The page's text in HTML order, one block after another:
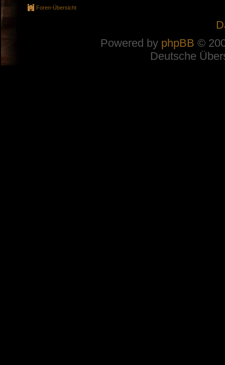
Foren-Übersicht
Powered by phpBB ©
Deutsche